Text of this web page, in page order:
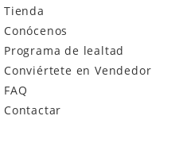
Tienda
Conócenos
Programa de lealtad
Conviértete en Vendedor
FAQ
Contactar